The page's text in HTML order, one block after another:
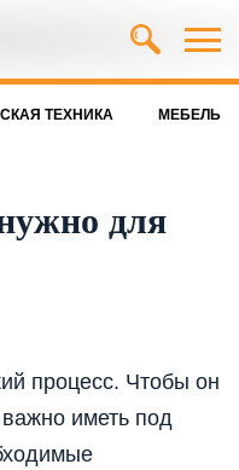
ТЕХНИКА МЕБЕЛЬ
для
процесс. Чтобы он
иметь под